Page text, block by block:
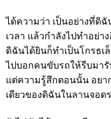
ได้ความว่า เป็นอย่างที่ดิ
เวลา แล้วกำลังไปทำอย่า
ดิฉันได้ยินก็ทำเป็นโกรธเ
ไปบอกคนขับรถให้รีบมา
แต่ความรู้สึกตอนนั้น อย
เดียวของดิฉันในลานจอด